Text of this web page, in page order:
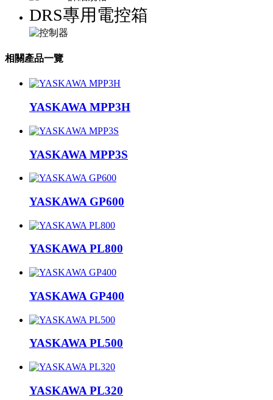
DRS專用電控箱
相關產品一覽
YASKAWA MPP3H
YASKAWA MPP3S
YASKAWA GP600
YASKAWA PL800
YASKAWA GP400
YASKAWA PL500
YASKAWA PL320